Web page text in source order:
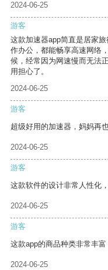
2024-06-25
游客
这款加速器app简直是居家
作办公，都能畅享高速网络
候，经常因为网速慢而无法
用担心了。
2024-06-25
游客
超级好用的加速器，妈妈再
2024-06-25
游客
这款软件的设计非常人性化
2024-06-25
游客
这款app的商品种类非常丰富
2024-06-25